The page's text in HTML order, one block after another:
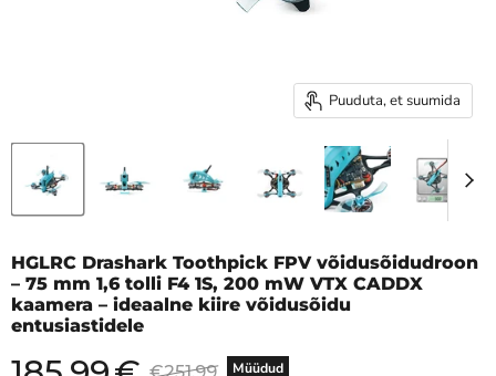
Puuduta, et suumida
HGLRC Drashark Toothpick FPV võidusõidudroon
– 75 mm 1,6 tolli F4 1S, 200 mW VTX CADDX
kaamera – ideaalne kiire võidusõidu
entusiastidele
Müüdud
Praegune hind